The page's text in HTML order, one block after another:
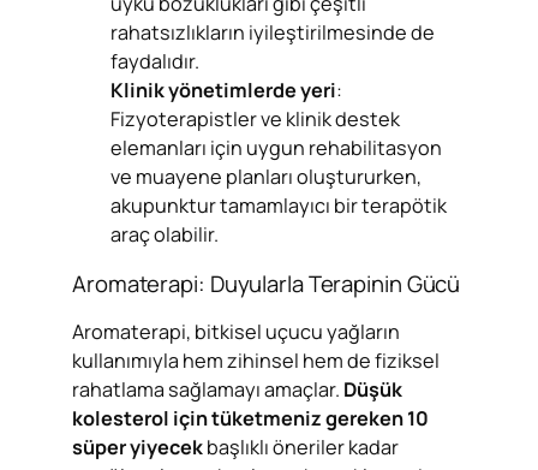
rahatsızlıkların iyileştirilmesinde de
faydalıdır.
Klinik yönetimlerde yeri:
Fizyoterapistler ve klinik destek
elemanları için uygun rehabilitasyon
ve muayene planları oluştururken,
akupunktur tamamlayıcı bir terapötik
araç olabilir.
Aromaterapi: Duyularla Terapinin Gücü
Aromaterapi, bitkisel uçucu yağların
kullanımıyla hem zihinsel hem de fiziksel
rahatlama sağlamayı amaçlar. Düşük
kolesterol için tüketmeniz gereken 10
süper yiyecekbaşlıklı öneriler kadar